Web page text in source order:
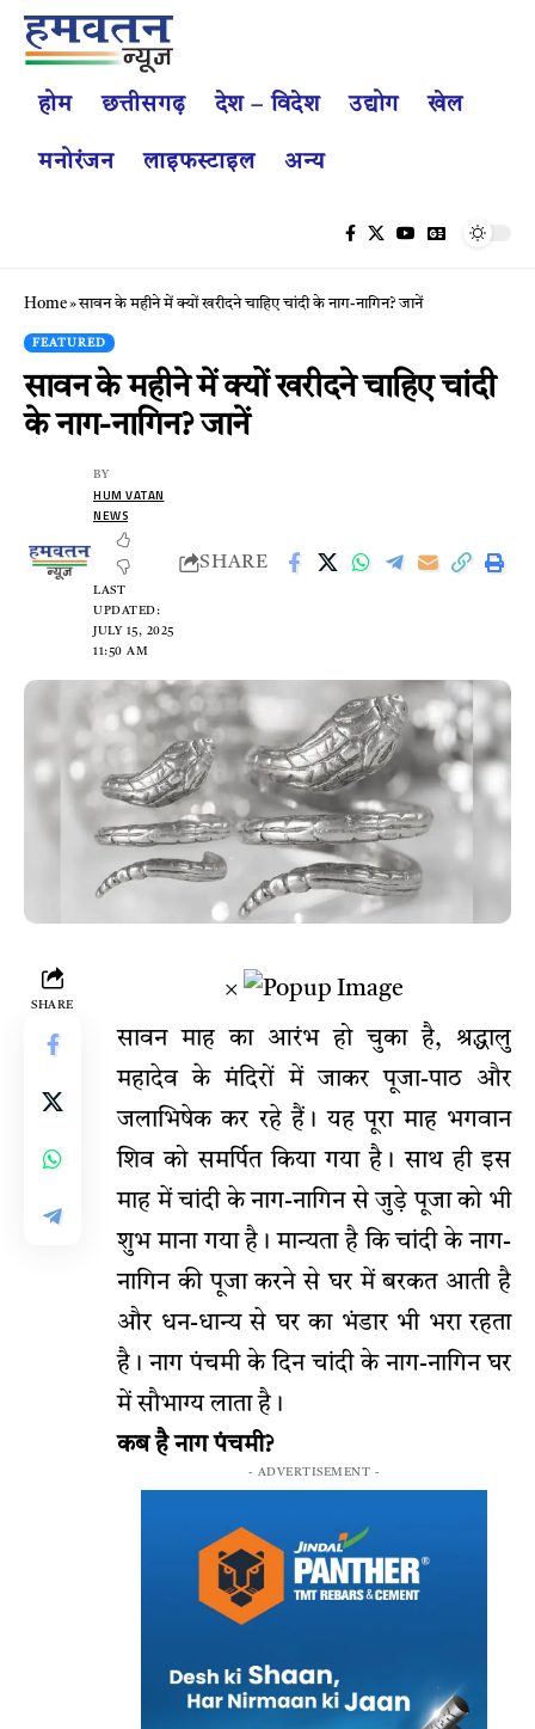
होम छत्तीसगढ़ देश – विदेश उद्योग खेल
मनोरंजन लाइफस्टाइल अन्य
Home»सावन के महीने में क्यों खरीदने चाहिए चांदी के नाग-नागिन? जानें
FEATURED
सावन के महीने में क्यों खरीदने चाहिए चांदी
के नाग-नागिन? जानें
LAST
UPDATED:
JULY 15, 2025
11:50 AM
BY
HUM VATAN
NEWS
SHARE
SHARE
×
सावन माह का आरंभ हो चुका है, श्रद्धालु
महादेव के मंदिरों में जाकर पूजा-पाठ और
जलाभिषेक कर रहे हैं। यह पूरा माह भगवान
शिव को समर्पित किया गया है। साथ ही इस
माह में चांदी के नाग-नागिन से जुड़े पूजा को भी
शुभ माना गया है। मान्यता है कि चांदी के नाग-
नागिन की पूजा करने से घर में बरकत आती है
और धन-धान्य से घर का भंडार भी भरा रहता
है। नाग पंचमी के दिन चांदी के नाग-नागिन घर
में सौभाग्य लाता है।
कब है नाग पंचमी?
- ADVERTISEMENT -